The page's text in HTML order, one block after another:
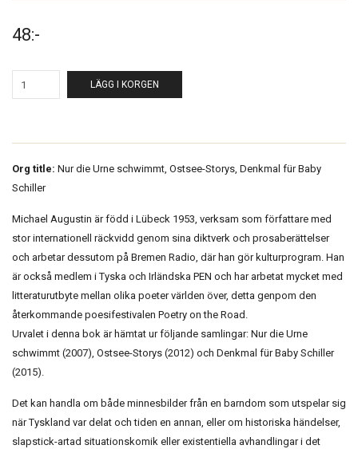
48:-
LÄGG I KORGEN
Org title: Nur die Urne schwimmt, Ostsee-Storys, Denkmal für Baby
Schiller
Michael Augustin är född i Lübeck 1953, verksam som författare med
stor internationell räckvidd genom sina diktverk och prosaberättelser
och arbetar dessutom på Bremen Radio, där han gör kulturprogram. Han
är också medlem i Tyska och Irländska PEN och har arbetat mycket med
litteraturutbyte mellan olika poeter världen över, detta genpom den
återkommande poesifestivalen Poetry on the Road.
Urvalet i denna bok är hämtat ur följande samlingar: Nur die Urne
schwimmt (2007), Ostsee-Storys (2012) och Denkmal für Baby Schiller
(2015).
Det kan handla om både minnesbilder från en barndom som utspelar sig
när Tyskland var delat och tiden en annan, eller om historiska händelser,
slapstick-artad situationskomik eller existentiella avhandlingar i det